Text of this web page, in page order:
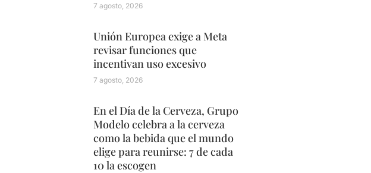
7 agosto, 2026
Unión Europea exige a Meta
revisar funciones que
incentivan uso excesivo
7 agosto, 2026
En el Día de la Cerveza, Grupo
Modelo celebra a la cerveza
como la bebida que el mundo
elige para reunirse: 7 de cada
10 la escogen